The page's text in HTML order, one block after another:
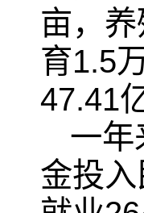
亩，
育1.5
47.41
一年
金投